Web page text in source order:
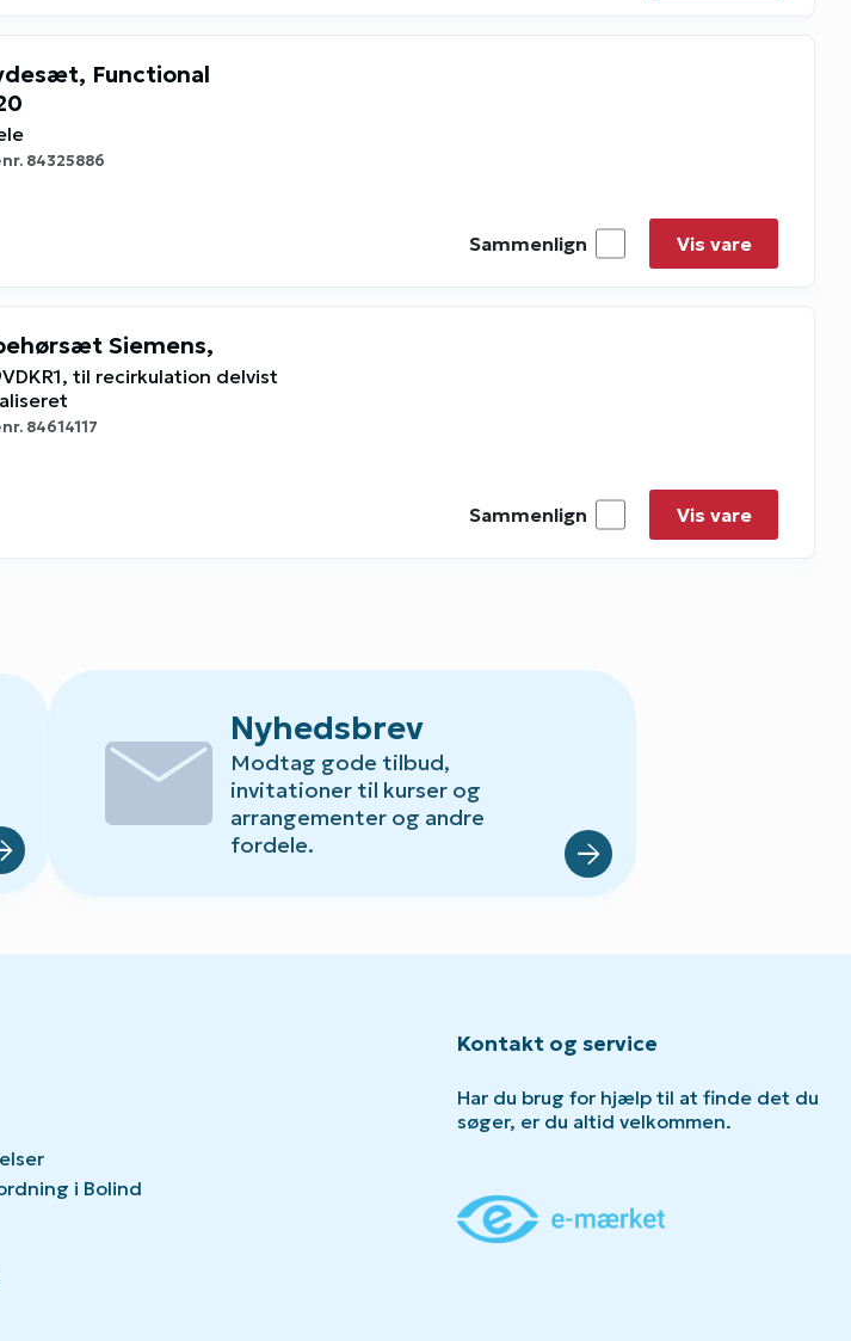
Functional
84325886
Sammenlign Vis vare
Siemens,
til recirkulation delvist
84614117
Sammenlign Vis vare
mail Nyhedsbrev
Modtag gode tilbud,
invitationer til kurser og
arrangementer og andre
fordele.
i Bolind
Kontakt og service
Har du brug for hjælp til at finde det du
søger, er du altid velkommen.